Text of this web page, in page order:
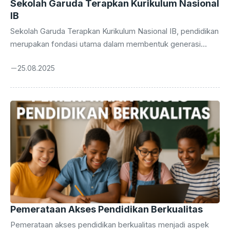
Sekolah Garuda Terapkan Kurikulum Nasional
IB
Sekolah Garuda Terapkan Kurikulum Nasional IB, pendidikan
merupakan fondasi utama dalam membentuk generasi
tetapi juga berkarakter kuat dan siap menghadapi berbagai
daya manusia dapat bersaing di kancah internasional.
Berbagai program inovatif terus di kembangkan untuk
memastikan peserta didik mendapatkan pengalaman
belajar terbaik, yang mampu membekali mereka dengan
keterampilan dan sikap yang relevan di era globalisasi yang
dinamis. Sebagai salah ...
25.08.2025
Pemerataan Akses Pendidikan Berkualitas
Pemerataan akses pendidikan berkualitas menjadi aspek